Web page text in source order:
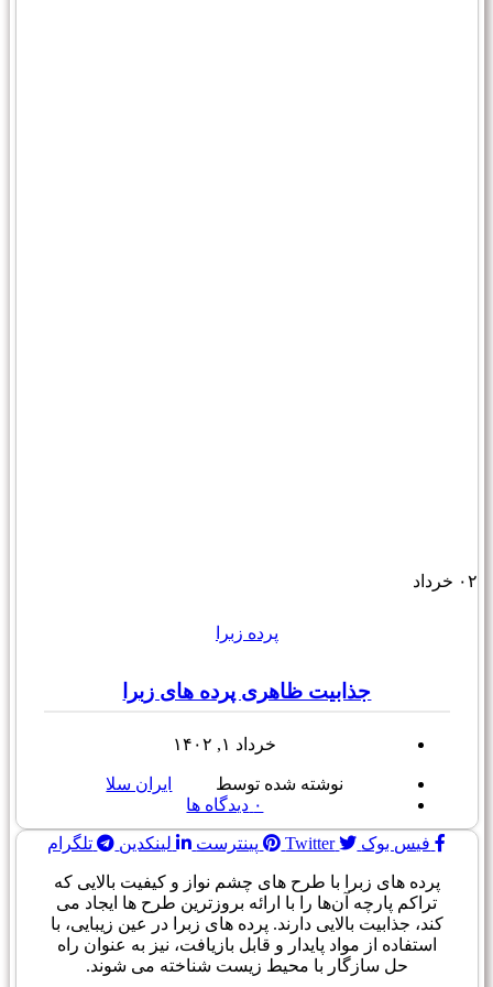
۰۲ خرداد
پرده زبرا
جذابیت ظاهری پرده های زبرا
خرداد ۱, ۱۴۰۲
نوشته شده توسط
ایران سلا
۰ دیدگاه ها
فیس بوک Twitter پینترست لینکدین تلگرام
پرده های زبرا با طرح های چشم نواز و کیفیت بالایی که
تراکم پارچه آن‌ها را با ارائه بروزترین طرح ها ایجاد می
کند، جذابیت بالایی دارند. پرده های زبرا در عین زیبایی، با
استفاده از مواد پایدار و قابل بازیافت، نیز به عنوان راه
حل سازگار با محیط زیست شناخته می شوند.